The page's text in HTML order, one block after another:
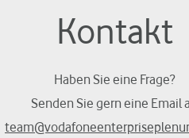
Kontakt
Haben Sie eine Frage?
Senden Sie gern eine Email